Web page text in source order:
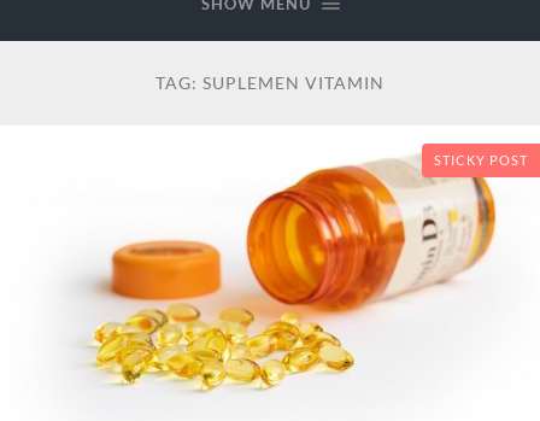
TAG: SUPLEMEN VITAMIN
STICKY POST